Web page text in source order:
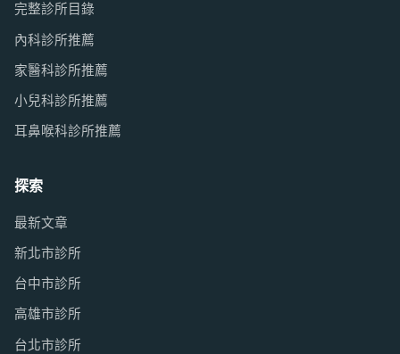
完整診所目錄
內科診所推薦
家醫科診所推薦
小兒科診所推薦
耳鼻喉科診所推薦
探索
最新文章
新北市診所
台中市診所
高雄市診所
台北市診所